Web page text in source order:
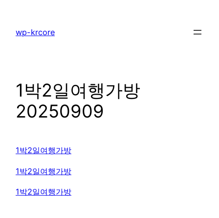
wp-krcore
1박2일여행가방
20250909
1박2일여행가방
1박2일여행가방
1박2일여행가방